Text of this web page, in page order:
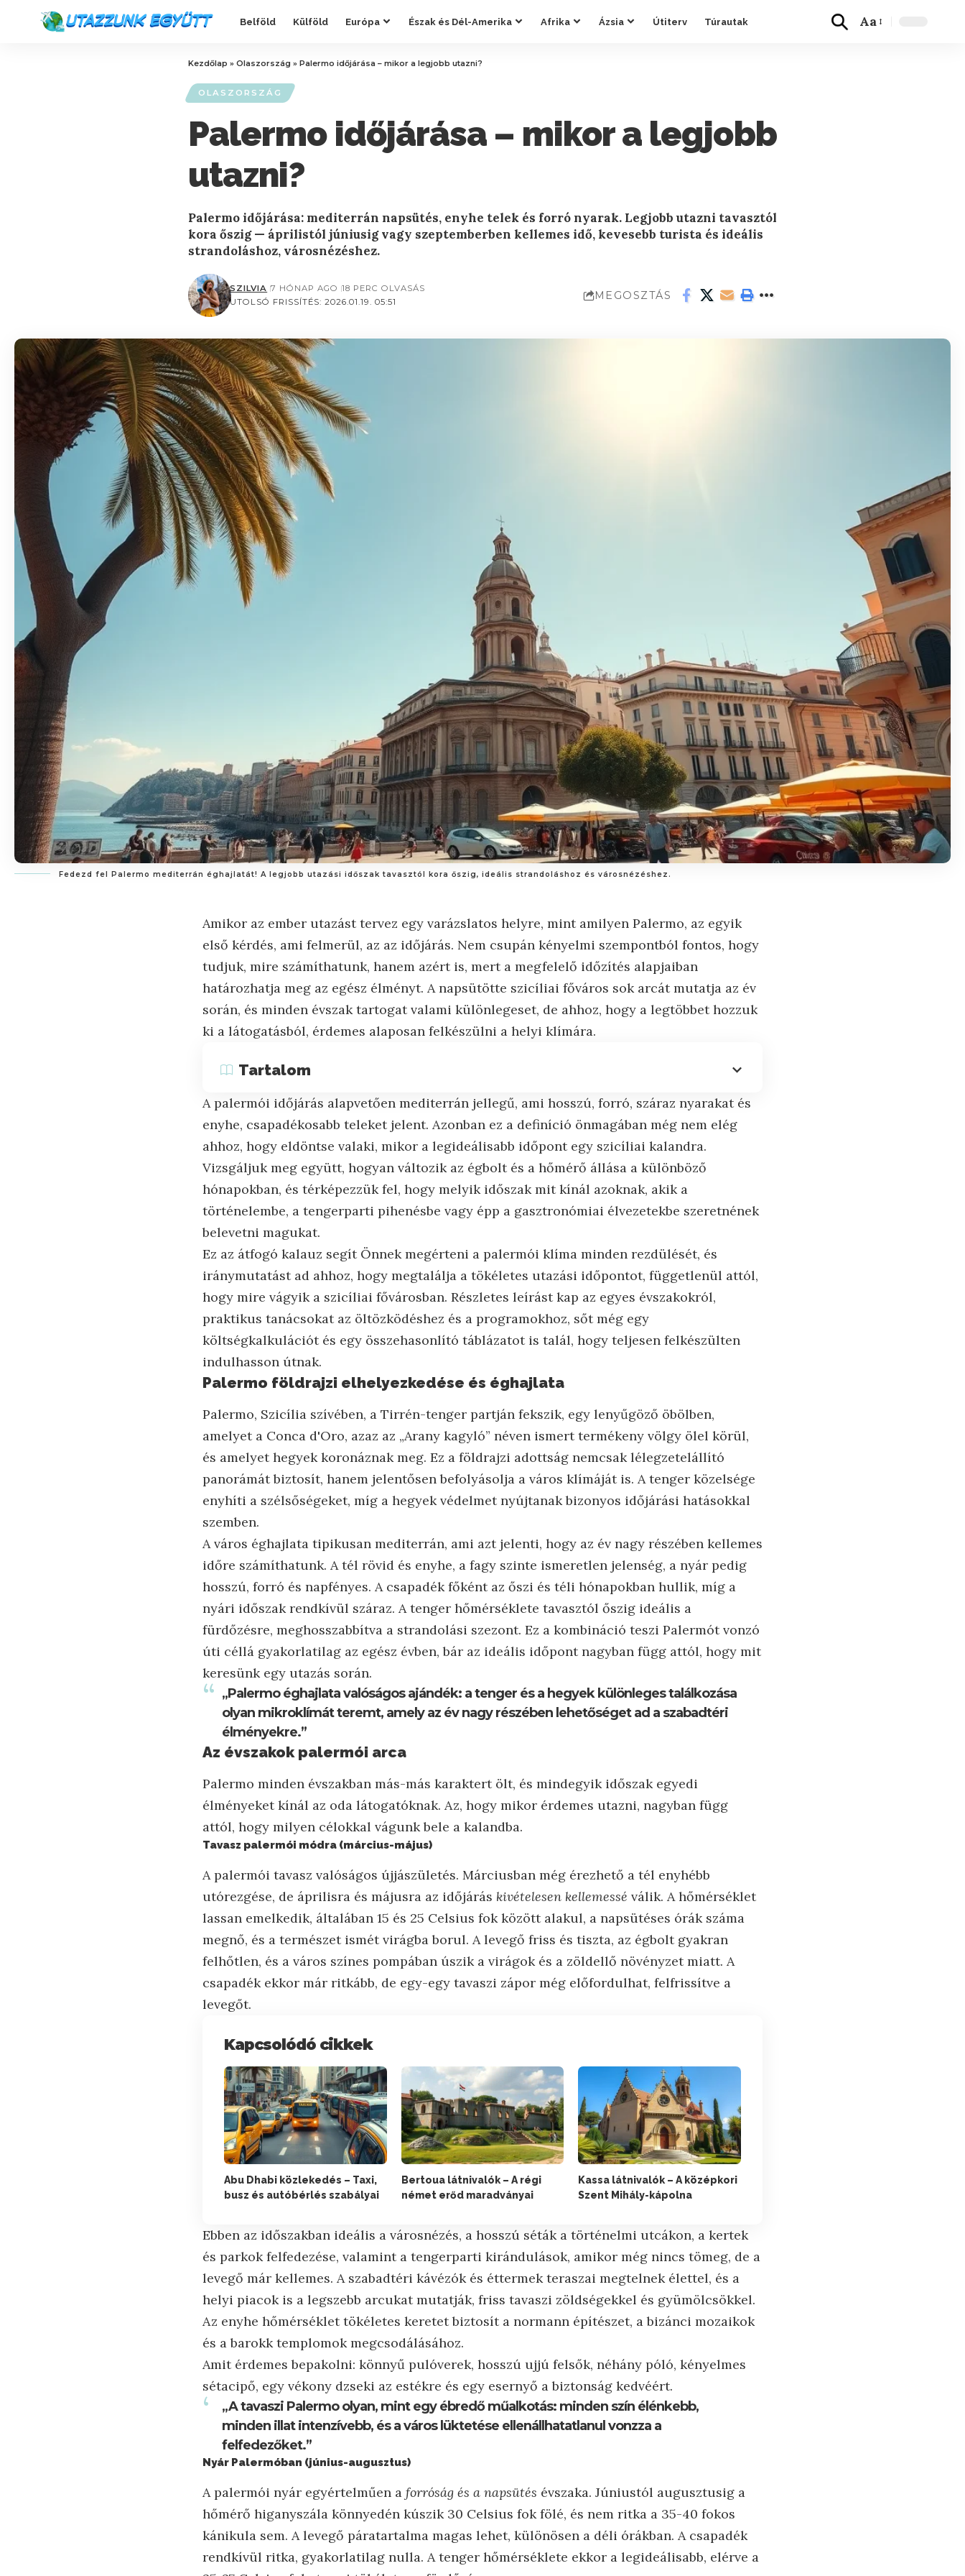
Belföld Külföld Európa Észak és Dél-Amerika Afrika Ázsia Útiterv Túrautak Aa
Kezdőlap » Olaszország » Palermo időjárása – mikor a legjobb utazni?
OLASZORSZÁG
Palermo időjárása – mikor a legjobb
utazni?
Palermo időjárása: mediterrán napsütés, enyhe telek és forró nyarak. Legjobb utazni tavasztól
kora őszig — áprilistól júniusig vagy szeptemberben kellemes idő, kevesebb turista és ideális
strandoláshoz, városnézéshez.
UTOLSÓ FRISSÍTÉS: 2026.01.19. 05:51
SZILVIA 7 HÓNAP AGO 18 PERC OLVASÁS
MEGOSZTÁS
Fedezd fel Palermo mediterrán éghajlatát! A legjobb utazási időszak tavasztól kora őszig, ideális strandoláshoz és városnézéshez.
Amikor az ember utazást tervez egy varázslatos helyre, mint amilyen Palermo, az egyik
első kérdés, ami felmerül, az az időjárás. Nem csupán kényelmi szempontból fontos, hogy
tudjuk, mire számíthatunk, hanem azért is, mert a megfelelő időzítés alapjaiban
határozhatja meg az egész élményt. A napsütötte szicíliai főváros sok arcát mutatja az év
során, és minden évszak tartogat valami különlegeset, de ahhoz, hogy a legtöbbet hozzuk
ki a látogatásból, érdemes alaposan felkészülni a helyi klímára.
Tartalom
A palermói időjárás alapvetően mediterrán jellegű, ami hosszú, forró, száraz nyarakat és
enyhe, csapadékosabb teleket jelent. Azonban ez a definíció önmagában még nem elég
ahhoz, hogy eldöntse valaki, mikor a legideálisabb időpont egy szicíliai kalandra.
Vizsgáljuk meg együtt, hogyan változik az égbolt és a hőmérő állása a különböző
hónapokban, és térképezzük fel, hogy melyik időszak mit kínál azoknak, akik a
történelembe, a tengerparti pihenésbe vagy épp a gasztronómiai élvezetekbe szeretnének
belevetni magukat.
Ez az átfogó kalauz segít Önnek megérteni a palermói klíma minden rezdülését, és
iránymutatást ad ahhoz, hogy megtalálja a tökéletes utazási időpontot, függetlenül attól,
hogy mire vágyik a szicíliai fővárosban. Részletes leírást kap az egyes évszakokról,
praktikus tanácsokat az öltözködéshez és a programokhoz, sőt még egy
költségkalkulációt és egy összehasonlító táblázatot is talál, hogy teljesen felkészülten
indulhasson útnak.
Palermo földrajzi elhelyezkedése és éghajlata
Palermo, Szicília szívében, a Tirrén-tenger partján fekszik, egy lenyűgöző öbölben,
amelyet a Conca d'Oro, azaz az „Arany kagyló” néven ismert termékeny völgy ölel körül,
és amelyet hegyek koronáznak meg. Ez a földrajzi adottság nemcsak lélegzetelállító
panorámát biztosít, hanem jelentősen befolyásolja a város klímáját is. A tenger közelsége
enyhíti a szélsőségeket, míg a hegyek védelmet nyújtanak bizonyos időjárási hatásokkal
szemben.
A város éghajlata tipikusan mediterrán, ami azt jelenti, hogy az év nagy részében kellemes
időre számíthatunk. A tél rövid és enyhe, a fagy szinte ismeretlen jelenség, a nyár pedig
hosszú, forró és napfényes. A csapadék főként az őszi és téli hónapokban hullik, míg a
nyári időszak rendkívül száraz. A tenger hőmérséklete tavasztól őszig ideális a
fürdőzésre, meghosszabbítva a strandolási szezont. Ez a kombináció teszi Palermót vonzó
úti céllá gyakorlatilag az egész évben, bár az ideális időpont nagyban függ attól, hogy mit
keresünk egy utazás során.
„Palermo éghajlata valóságos ajándék: a tenger és a hegyek különleges találkozása
olyan mikroklímát teremt, amely az év nagy részében lehetőséget ad a szabadtéri
élményekre.”
Az évszakok palermói arca
Palermo minden évszakban más-más karaktert ölt, és mindegyik időszak egyedi
élményeket kínál az oda látogatóknak. Az, hogy mikor érdemes utazni, nagyban függ
attól, hogy milyen célokkal vágunk bele a kalandba.
Tavasz palermói módra (március-május)
A palermói tavasz valóságos újjászületés. Márciusban még érezhető a tél enyhébb
utórezgése, de áprilisra és májusra az időjárás kivételesen kellemessé válik. A hőmérséklet
lassan emelkedik, általában 15 és 25 Celsius fok között alakul, a napsütéses órák száma
megnő, és a természet ismét virágba borul. A levegő friss és tiszta, az égbolt gyakran
felhőtlen, és a város színes pompában úszik a virágok és a zöldellő növényzet miatt. A
csapadék ekkor már ritkább, de egy-egy tavaszi zápor még előfordulhat, felfrissítve a
levegőt.
Kapcsolódó cikkek
Abu Dhabi közlekedés – Taxi,
busz és autóbérlés szabályai
Bertoua látnivalók – A régi
német erőd maradványai
Kassa látnivalók – A középkori
Szent Mihály-kápolna
Ebben az időszakban ideális a városnézés, a hosszú séták a történelmi utcákon, a kertek
és parkok felfedezése, valamint a tengerparti kirándulások, amikor még nincs tömeg, de a
levegő már kellemes. A szabadtéri kávézók és éttermek teraszai megtelnek élettel, és a
helyi piacok is a legszebb arcukat mutatják, friss tavaszi zöldségekkel és gyümölcsökkel.
Az enyhe hőmérséklet tökéletes keretet biztosít a normann építészet, a bizánci mozaikok
és a barokk templomok megcsodálásához.
Amit érdemes bepakolni: könnyű pulóverek, hosszú ujjú felsők, néhány póló, kényelmes
sétacipő, egy vékony dzseki az estékre és egy esernyő a biztonság kedvéért.
„A tavaszi Palermo olyan, mint egy ébredő műalkotás: minden szín élénkebb,
minden illat intenzívebb, és a város lüktetése ellenállhatatlanul vonzza a
felfedezőket.”
Nyár Palermóban (június-augusztus)
A palermói nyár egyértelműen a forróság és a napsütés évszaka. Júniustól augusztusig a
hőmérő higanyszála könnyedén kúszik 30 Celsius fok fölé, és nem ritka a 35-40 fokos
kánikula sem. A levegő páratartalma magas lehet, különösen a déli órákban. A csapadék
rendkívül ritka, gyakorlatilag nulla. A tenger hőmérséklete ekkor a legideálisabb, elérve a